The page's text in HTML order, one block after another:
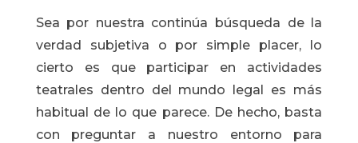
Sea por nuestra continúa búsqueda de la
verdad subjetiva o por simple placer, lo
cierto es que participar en actividades
teatrales dentro del mundo legal es más
habitual de lo que parece. De hecho, basta
con preguntar a nuestro entorno para